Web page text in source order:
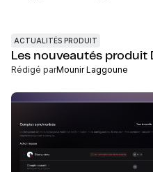
ACTUALITÉS PRODUIT
Les nouveautés
Rédigé parMounir Laggoune